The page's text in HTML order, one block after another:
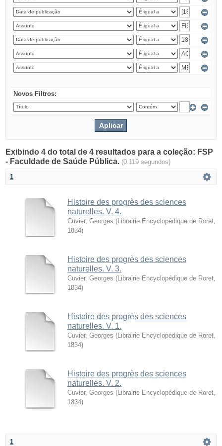
Novos Filtros:
Exibindo 4 do total de 4 resultados para a coleção: FSP
- Faculdade de Saúde Pública. (0.119 segundos)
1
Histoire des progrès des sciences
naturelles. V. 4.
Cuvier, Georges ( Librairie Encyclopédique de Roret
1834)
Histoire des progrès des sciences
naturelles. V. 3.
Cuvier, Georges ( Librairie Encyclopédique de Roret
1834)
Histoire des progrès des sciences
naturelles. V. 1.
Cuvier, Georges ( Librairie Encyclopédique de Roret
1834)
Histoire des progrès des sciences
naturelles. V. 2.
Cuvier, Georges ( Librairie Encyclopédique de Roret
1834)
1